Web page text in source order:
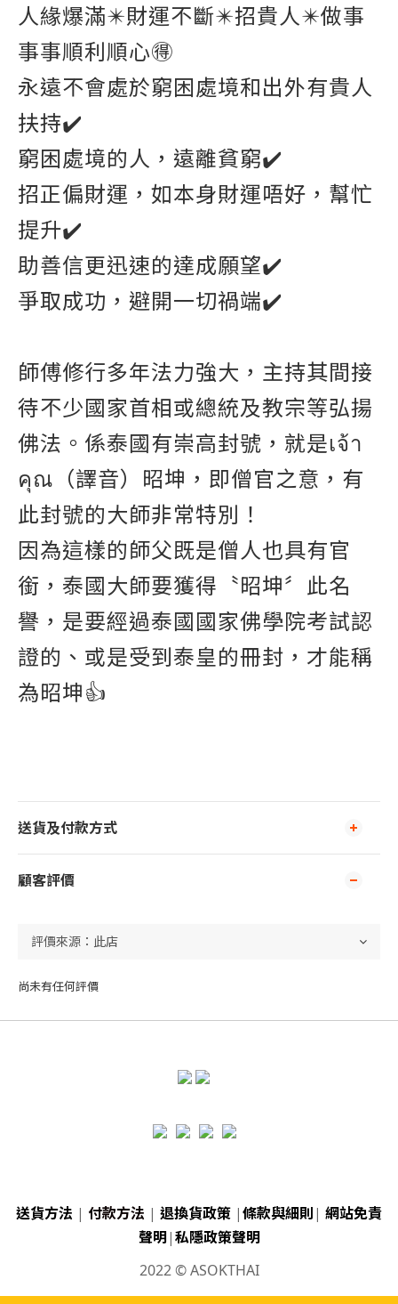
人緣爆滿✴️財運不斷✴️招貴人✴️做事
事事順利順心🉐
永遠不會處於窮困處境和出外有貴人
扶持✔️
窮困處境的人，遠離貧窮✔️
招正偏財運，如本身財運唔好，幫忙
提升✔️
助善信更迅速的達成願望✔️
爭取成功，避開一切禍端✔️
師傅修行多年法力強大，主持其間接
待不少國家首相或總統及教宗等弘揚
佛法。係泰國有崇高封號，就是เจ้า
คุณ（譯音）昭坤，即僧官之意，有
此封號的大師非常特別！
因為這樣的師父既是僧人也具有官
銜，泰國大師要獲得〝昭坤〞此名
譽，是要經過泰國國家佛學院考試認
證的、或是受到泰皇的冊封，才能稱
為昭坤👍
送貨及付款方式
顧客評價
尚未有任何評價
送貨方法 | 付款方法 | 退換貨政策 |條款與細則| 網站免責
聲明|私隱政策聲明
2022 © ASOKTHAI